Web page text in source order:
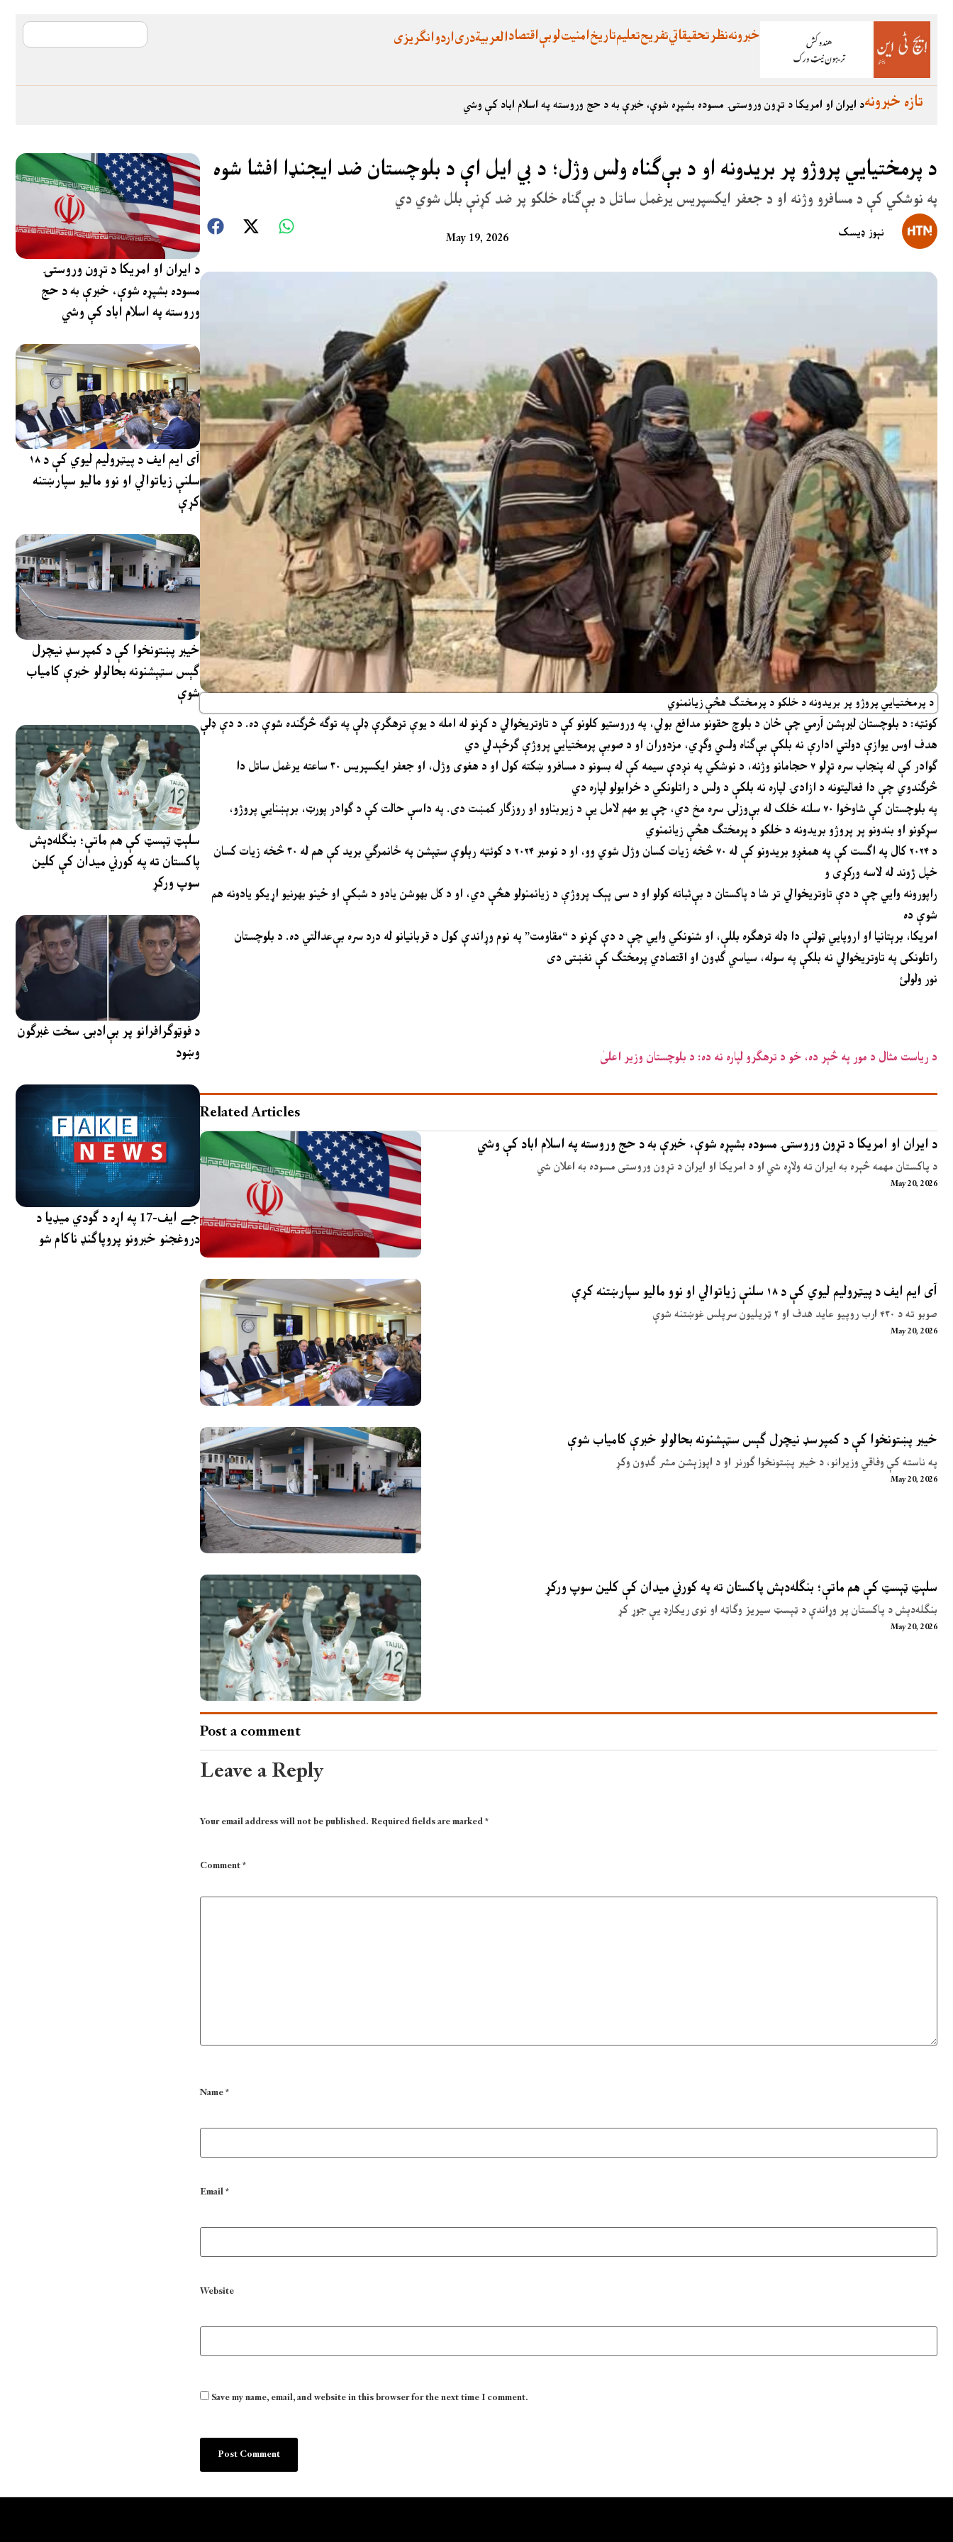
اقتصادلوبېامنیتتاریختعلیمتفریحتحقیقاتينظرخبرونه انگریزیاردودریالعربية
د ایران او امریکا د تړون وروستۍ مسوده بشپړه شوې، خبرې به د حج وروسته په اسلام اباد کې وشيتازه خبرونه
د ایران او امریکا د تړون وروستۍ
مسوده بشپړه شوې، خبرې به د حج
وروسته په اسلام اباد کې وشي
آی ایم ایف د پیټرولیم لیوي کې د ۱۸
سلنې زیاتوالي او نوو مالیو سپارښتنه
کړې
خیبر پښتونخوا کې د کمپرسډ نیچرل
ګېس سټېشنونه بحالولو خبرې کامیاب
شوې
سلېټ ټېسټ کې هم ماتې؛ بنګله‌دېش
پاکستان ته په کورني میدان کې کلین
سوپ ورکړ
د فوټوګرافرانو پر بې‌ادبۍ سخت غبرګون
وښود
جے ایف-17 په اړه د ګودي میډیا د
دروغجنو خبرونو پروپاګنډ ناکام شو
د پرمختیایي پروژو پر بریدونه او د بې‌ګناه ولس وژل؛ د بي ایل اې د بلوچستان ضد ایجنډا افشا شوه
په نوشکي کې د مسافرو وژنه او د جعفر ایکسپریس یرغمل ساتل د بې‌ګناه خلکو پر ضد کړنې بلل شوي دي
May 19, 2026 نېوز ډیسک
د پرمختیایي پروژو پر بریدونه د خلکو د پرمختګ هڅې زیانمنوي
کوئټه:د بلوچستان لبرېشن آرمي چې ځان د بلوچ حقونو مدافع بولي، په وروستیو کلونو کې د تاوتریخوالي د کړنو له امله د یوې ترهګرې ډلې په توګه څرګنده شوې ده. د دې ډلې
هدف اوس یوازې دولتي ادارې نه بلکې بې‌ګناه ولسي وګړي، مزدوران او د صوبې پرمختیایي پروژې ګرځېدلي دي
ګوادر کې له پنجاب سره تړلو ۷ حجامانو وژنه، د نوشکي په نږدې سیمه کې له بسونو د مسافرو ښکته کول او د هغوی وژل، او جعفر ایکسپریس ۳۰ ساعته یرغمل ساتل دا
څرګندوي چې دا فعالیتونه د ازادۍ لپاره نه بلکې د ولس د راتلونکي د خرابولو لپاره دي
په بلوچستان کې شاوخوا ۷۰ سلنه خلک له بې‌وزلۍ سره مخ دي، چې یو مهم لامل یې د زیربناوو او روزګار کمښت دی. په داسې حالت کې د ګوادر پورټ، برېښنايي پروژو،
سړکونو او بندونو پر پروژو بریدونه د خلکو د پرمختګ هڅې زیانمنوي
د ۲۰۲۴ کال په اګست کې په همغږو بریدونو کې له ۷۰ څخه زیات کسان وژل شوي وو، او د نومبر ۲۰۲۴ د کوئټه رېلوې سټېشن په ځانمرګي برید کې هم له ۳۰ څخه زیات کسان
خپل ژوند له لاسه ورکړی و
راپورونه وایي چې د دې تاوتریخوالي تر شا د پاکستان د بې‌ثباته کولو او د سی پېک پروژې د زیانمنولو هڅې دي، او د کل بھوشن یادو د شبکې او ځینو بهرنیو اړیکو یادونه هم
شوې ده
امریکا، برېتانیا او اروپایي ټولنې دا ډله ترهګره بللې، او شنونکي وایي چې د دې کړنو د “مقاومت” په نوم وړاندې کول د قربانیانو له درد سره بې‌عدالتي ده. د بلوچستان
راتلونکی په تاوتریخوالي نه بلکې په سوله، سیاسي ګډون او اقتصادي پرمختګ کې نغښتی دی
نور ولولئ
د ریاست مثال د مور په څېر ده، خو د ترهګرو لپاره نه ده: د بلوچستان وزیر اعلیٰ
Related Articles
د ایران او امریکا د تړون وروستۍ مسوده بشپړه شوې، خبرې به د حج وروسته په اسلام اباد کې وشي
د پاکستان مهمه څېره به ایران ته ولاړه شي او د امریکا او ایران د تړون وروستی مسوده به اعلان شي
May 20, 2026
آی ایم ایف د پیټرولیم لیوي کې د ۱۸ سلنې زیاتوالي او نوو مالیو سپارښتنه کړې
صوبو ته د ۴۳۰ ارب روپیو عاید هدف او ۲ ټریلیون سرپلس غوښتنه شوې
May 20, 2026
خیبر پښتونخوا کې د کمپرسډ نیچرل ګېس سټېشنونه بحالولو خبرې کامیاب شوې
په ناسته کې وفاقي وزیرانو، د خیبر پښتونخوا ګورنر او د اپوزېشن مشر ګډون وکړ
May 20, 2026
سلېټ ټېسټ کې هم ماتې؛ بنګله‌دېش پاکستان ته په کورني میدان کې کلین سوپ ورکړ
بنګله‌دېش د پاکستان پر وړاندې د ټېسټ سیریز وګاټه او نوی ریکارډ یې جوړ کړ
May 20, 2026
Post a comment
Leave a Reply
Your email address will not be published.Required fields are marked*
Comment*
Name*
Email*
Website
Save my name, email, and website in this browser for the next time I comment.